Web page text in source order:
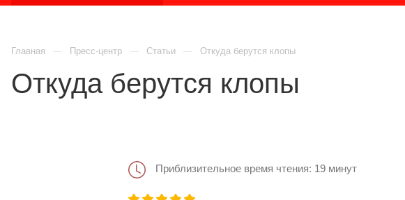
Главная Пресс-центр Статьи Откуда берутся клопы
Откуда берутся клопы
Приблизительное время чтения: 19 минут